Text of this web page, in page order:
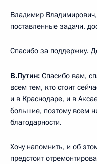
Владимир
поставленные задачи,
Спасибо за поддержку.
В.Путин: Спасибо вам,
всем тем, кто стоит
и в Краснодаре, и в
большие, поэтому всем
благодарности.
Хочу напомнить, и об
предстоит